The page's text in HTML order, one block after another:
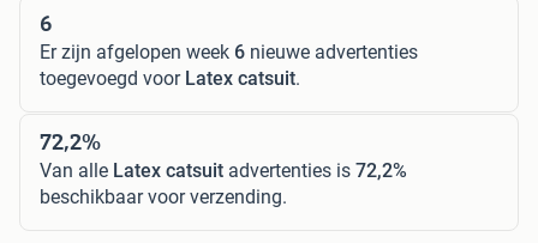
6
Er zijn afgelopen week 6 nieuwe advertenties
toegevoegd voor Latex catsuit.
72,2%
Van alle Latex catsuit advertenties is 72,2%
beschikbaar voor verzending.